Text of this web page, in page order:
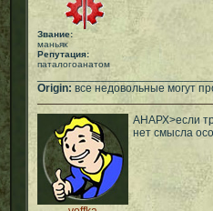
Звание:
маньяк
Репутация:
паталогоанатом
Origin: все недовольные могут
АНАРХ>если
нет смысла